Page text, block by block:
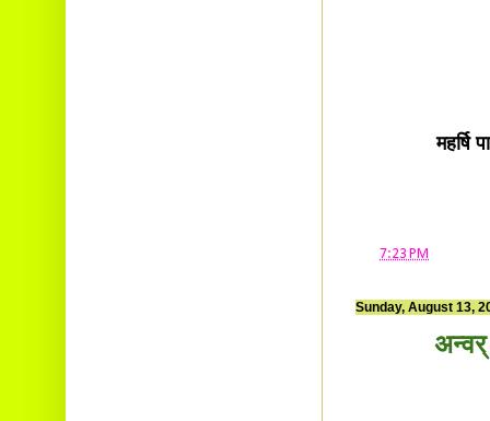
महर्षि
7:23 PM
Sunday, August 13,